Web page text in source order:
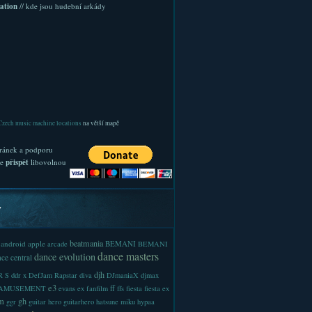
// kde jsou hudební arkády
music machine locations na větší mapě
a podporu
přispětlibovolnou
android apple arcade beatmania BEMANI BEMANI
central dance evolutiondance masters
S ddr x DefJam Rapstar diva djh DJmaniaX djmax
e3 evans ex fanfilm ff ffs fiesta fiesta ex
ggr gh guitar hero guitarhero hatsune miku hypaa